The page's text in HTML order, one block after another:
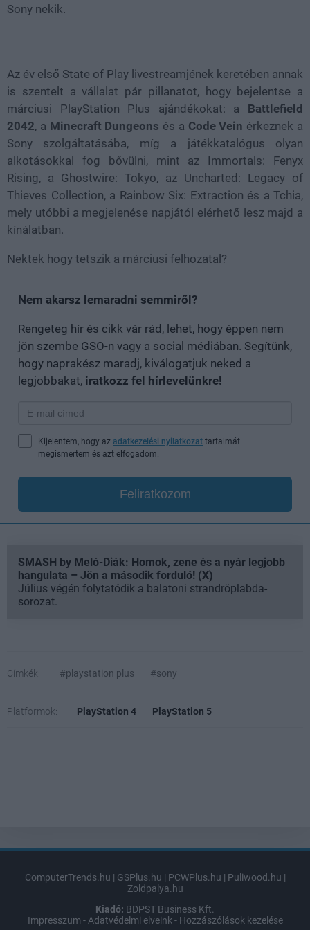
Sony nekik.
Az év első State of Play livestreamjének keretében annak
is szentelt a vállalat pár pillanatot, hogy bejelentse a
márciusi PlayStation Plus ajándékokat: a Battlefield
2042, a Minecraft Dungeons és a Code Vein érkeznek a
Sony szolgáltatásába, míg a játékkatalógus olyan
alkotásokkal fog bővülni, mint az Immortals: Fenyx
Rising, a Ghostwire: Tokyo, az Uncharted: Legacy of
Thieves Collection, a Rainbow Six: Extraction és a Tchia,
mely utóbbi a megjelenése napjától elérhető lesz majd a
kínálatban.
Nektek hogy tetszik a márciusi felhozatal?
Nem akarsz lemaradni semmiről?
Rengeteg hír és cikk vár rád, lehet, hogy éppen nem
jön szembe GSO-n vagy a social médiában. Segítünk,
hogy naprakész maradj, kiválogatjuk neked a
legjobbakat, iratkozz fel hírlevelünkre!
Kijelentem, hogy az adatkezelési nyilatkozat tartalmát
megismertem és azt elfogadom.
Feliratkozom
SMASH by Meló-Diák: Homok, zene és a nyár legjobb
hangulata – Jön a második forduló! (X)
Július végén folytatódik a balatoni strandröplabda-
sorozat.
Címkék: #playstation plus #sony
Platformok: PlayStation 4 PlayStation 5
ComputerTrends.hu | GSPlus.hu | PCWPlus.hu | Puliwood.hu |
Zoldpalya.hu
Kiadó: BDPST Business Kft.
Impresszum - Adatvédelmi elveink - Hozzászólások kezelése